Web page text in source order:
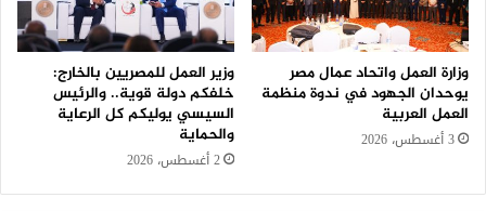
وزارة العمل واتحاد عمال مصر
يوحدان الجهود في ندوة منظمة
العمل العربية
3 أغسطس، 2026
وزير العمل للمصريين بالخارج:
خلفكم دولة قوية.. والرئيس
السيسي يوليكم كل الرعاية
والحماية
2 أغسطس، 2026